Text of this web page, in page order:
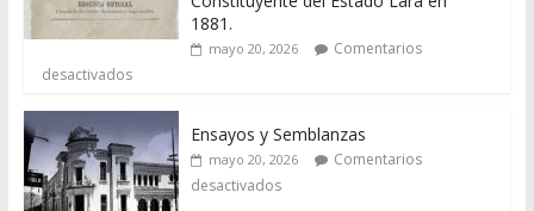
1881.
mayo 20, 2026
Comentarios
desactivados
Ensayos y Semblanzas
mayo 20, 2026
Comentarios
desactivados